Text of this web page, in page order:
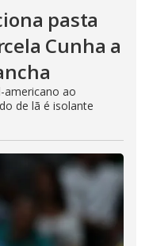
pasta
Cunha a
americano ao
de lã é isolante